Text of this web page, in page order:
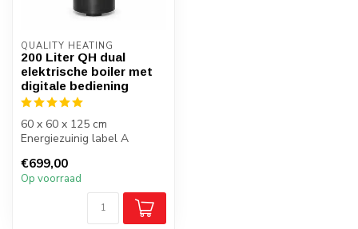
QUALITY HEATING
200 Liter QH dual
elektrische boiler met
digitale bediening
60 x 60 x 125 cm
Energiezuinig label A
€699,00
Op voorraad